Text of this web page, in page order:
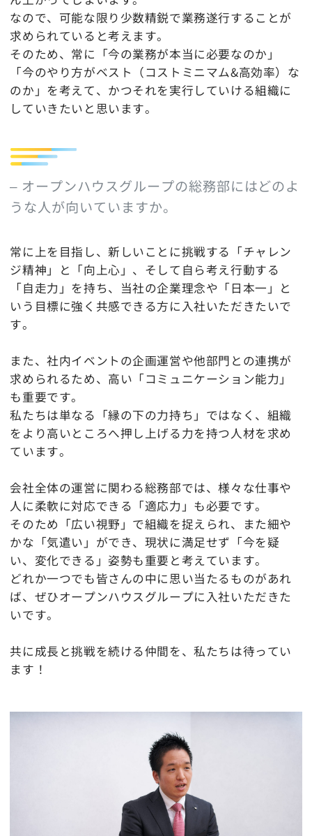
なので、可能な限り少数精鋭で業務遂行することが
求められていると考えます。
そのため、常に「今の業務が本当に必要なのか」
「今のやり方がベスト（コストミニマム&高効率）な
のか」を考えて、かつそれを実行していける組織に
していきたいと思います。
– オープンハウスグループの総務部にはどのよ
うな人が向いていますか。
常に上を目指し、新しいことに挑戦する「チャレン
ジ精神」と「向上心」、そして自ら考え行動する
「自走力」を持ち、当社の企業理念や「日本一」と
いう目標に強く共感できる方に入社いただきたいで
す。
また、社内イベントの企画運営や他部門との連携が
求められるため、高い「コミュニケーション能力」
も重要です。
私たちは単なる「縁の下の力持ち」ではなく、組織
をより高いところへ押し上げる力を持つ人材を求め
ています。
会社全体の運営に関わる総務部では、様々な仕事や
人に柔軟に対応できる「適応力」も必要です。
そのため「広い視野」で組織を捉えられ、また細や
かな「気遣い」ができ、現状に満足せず「今を疑
い、変化できる」姿勢も重要と考えています。
どれか一つでも皆さんの中に思い当たるものがあれ
ば、ぜひオープンハウスグループに入社いただきた
いです。
共に成長と挑戦を続ける仲間を、私たちは待ってい
ます！